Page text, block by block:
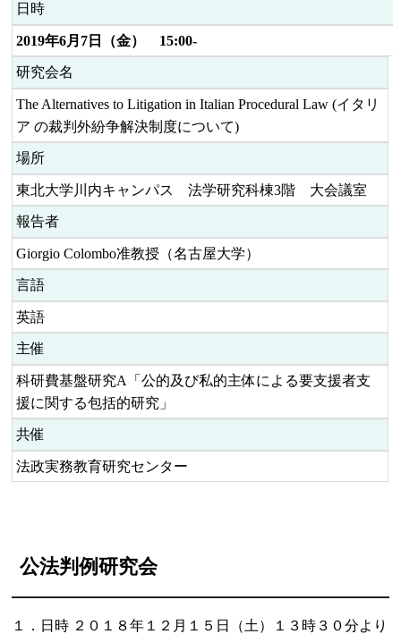
日時
2019年6月7日（金） 15:00-
研究会名
The Alternatives to Litigation in Italian Procedural Law (イタリ
ア の裁判外紛争解決制度について)
場所
東北大学川内キャンパス 法学研究科棟3階 大会議室
報告者
Giorgio Colombo准教授（名古屋大学）
言語
英語
主催
科研費基盤研究A「公的及び私的主体による要支援者支
援に関する包括的研究」
共催
法政実務教育研究センター
公法判例研究会
１．日時 ２０１８年１２月１５日（土）１３時３０分より